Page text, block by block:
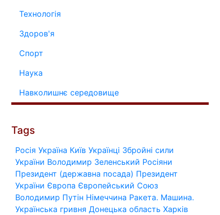
Технологія
Здоров'я
Спорт
Наука
Навколишнє середовище
Tags
Росія Україна Київ Українці Збройні сили
України Володимир Зеленський Росіяни
Президент (державна посада) Президент
України Європа Європейський Союз
Володимир Путін Німеччина Ракета. Машина.
Українська гривня Донецька область Харків